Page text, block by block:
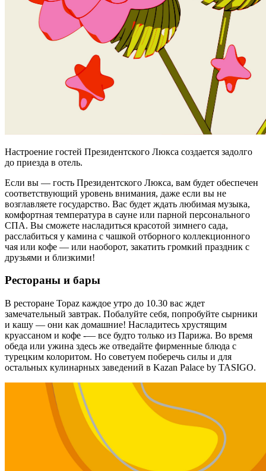
Настроение гостей Президентского Люкса создается задолго
до приезда в отель.
Если вы — гость Президентского Люкса, вам будет обеспечен
соответствующий уровень внимания, даже если вы не
возглавляете государство. Вас будет ждать любимая музыка,
комфортная температура в сауне или парной персонального
СПА. Вы сможете насладиться красотой зимнего сада,
расслабиться у камина с чашкой отборного коллекционного
чая или кофе — или наоборот, закатить громкий праздник с
друзьями и близкими!
Рестораны и бары
В ресторане Topaz каждое утро до 10.30 вас ждет
замечательный завтрак. Побалуйте себя, попробуйте сырники
и кашу — они как домашние! Насладитесь хрустящим
круассаном и кофе -— все будто только из Парижа. Во время
обеда или ужина здесь же отведайте фирменные блюда с
турецким колоритом. Но советуем поберечь силы и для
остальных кулинарных заведений в Kazan Palace by TASIGO.